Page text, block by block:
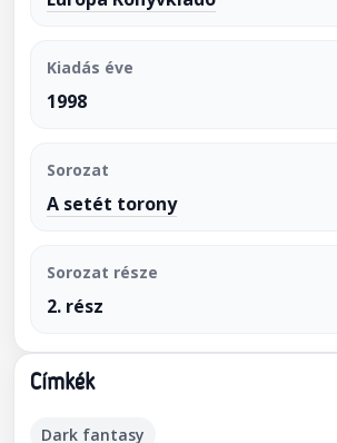
Kiadás éve
1998
Sorozat
A setét torony
Sorozat része
2. rész
Címkék
Dark fantasy